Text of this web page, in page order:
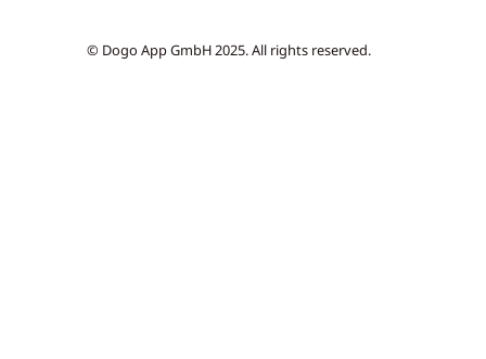
© Dogo App GmbH 2025. All rights reserved.